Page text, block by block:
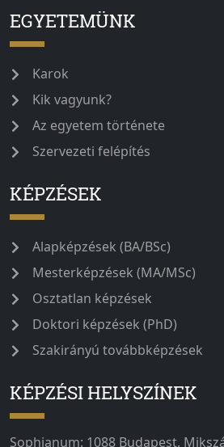
EGYETEMÜNK
Karok
Kik vagyunk?
Az egyetem története
Szervezeti felépítés
KÉPZÉSEK
Alapképzések (BA/BSc)
Mesterképzések (MA/MSc)
Osztatlan képzések
Doktori képzések (PhD)
Szakirányú továbbképzések
KÉPZÉSI HELYSZÍNEK
Sophianum: 1088 Budapest,